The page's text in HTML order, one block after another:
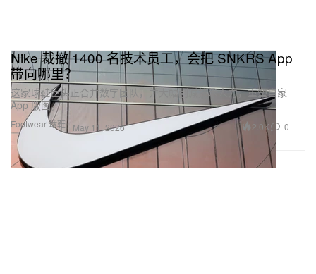
Footwear 球鞋
Nike 裁撤 1400 名技术员工，会把 SNKRS App
带向哪里？
这家球鞋巨头正合并数字团队，并大幅削减技术人力，重塑自家
App 版图。
May 11, 2026 2.0K 0